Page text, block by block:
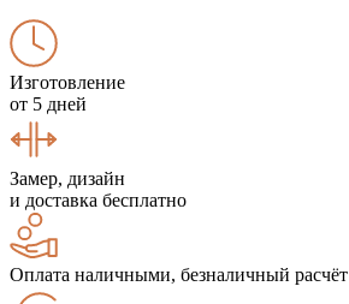
Изготовление
от 5 дней
Замер, дизайн
и доставка бесплатно
Оплата наличными, безналичный расчёт